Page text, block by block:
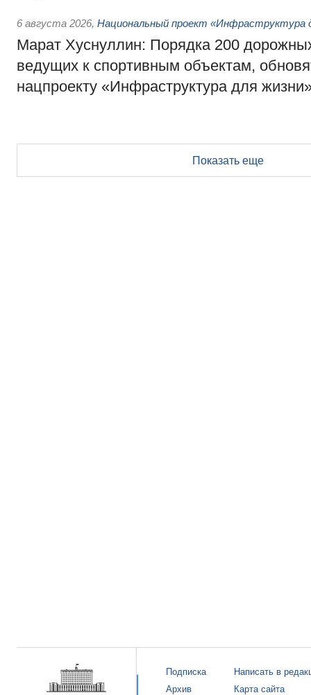
6 августа 2026, Национальный проект «Инфраструктура
Марат Хуснуллин: Порядка 200
ведущих к спортивным объектам,
нацпроекту «Инфраструктура для
Показать еще
Подписка
Архив
Написать в
Карта сайта